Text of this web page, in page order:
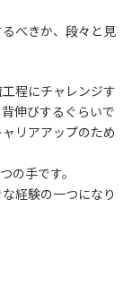
べきか、段々と見
程にチャレンジす
伸びするぐらいで
リアアップのため
の手です。
経験の一つになり